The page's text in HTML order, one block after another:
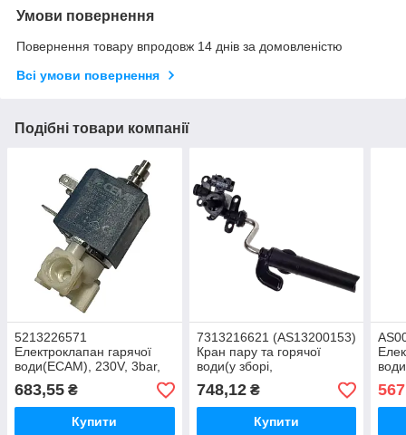
Умови повернення
Повернення товару впродовж 14 днів за домовленістю
Всі умови повернення
Подібні товари компанії
5213226571
Електроклапан гарячої
води(ECAM), 230V, 3bar,
5330VN2 7P79AVF, на 3
входи, DeLonghi
683,55 ₴
Купити
7313216621 (AS13200153)
Кран пару та горячої
води(у зборі,
EAM/ECA/ESAM),
DeLonghi
748,12₴
Купити